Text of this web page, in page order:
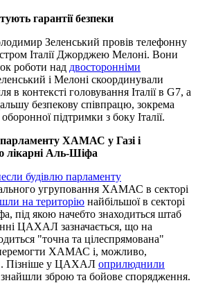
гарантії безпеки
Зеленський провів телефонну
Італії Джорджею Мелоні. Вони
роботи над двосторонніми
і Мелоні скоординували
в контексті головування Італії в G7, а
безпекову співпрацю, зокрема
підтримки з боку Італії.
ХАМАС у Газі і
лікарні Аль-Шіфа
будівлю парламенту
угруповання ХАМАС в секторі
на територію найбільшої в секторі
під якою начебто знаходиться штаб
ЦАХАЛ зазначається, що на
"точна та цілеспрямована"
ХАМАС і, можливо,
Пізніше у ЦАХАЛ оприлюднили
зброю та бойове спорядження.